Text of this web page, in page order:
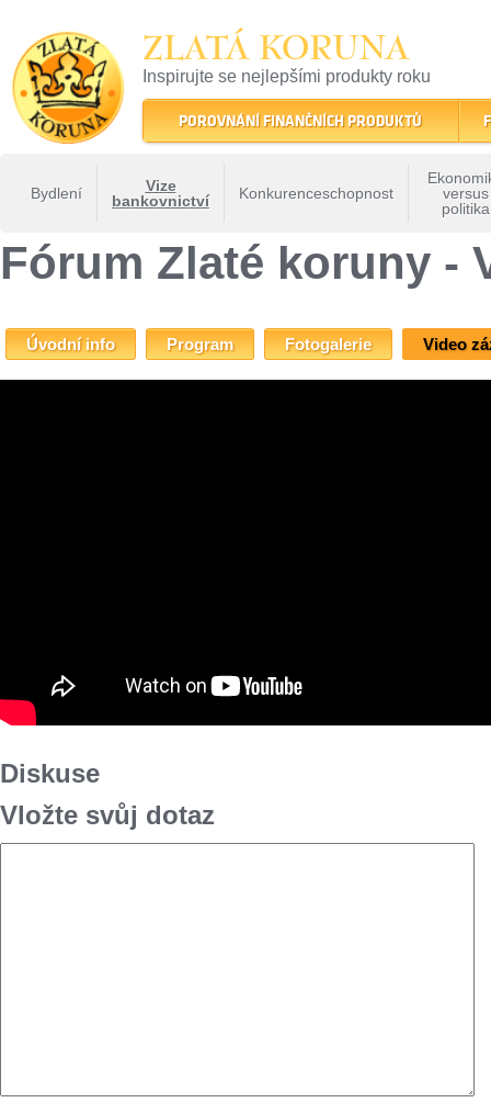
ZLATÁ KORUNA
Inspirujte se nejlepšími produkty roku
22 let tradice a kvality na finančním trhu
POROVNÁNÍ FINANČNÍCH PRODUKTŮ
Bydlení
Vize
bankovnictví
Konkurenceschopnost
versus
politika
Fórum Zlaté koruny - Vize bankovnictví»
Fórum Zlaté koruny -
Úvodní info Program Fotogalerie Video
Diskuse
Vložte svůj dotaz